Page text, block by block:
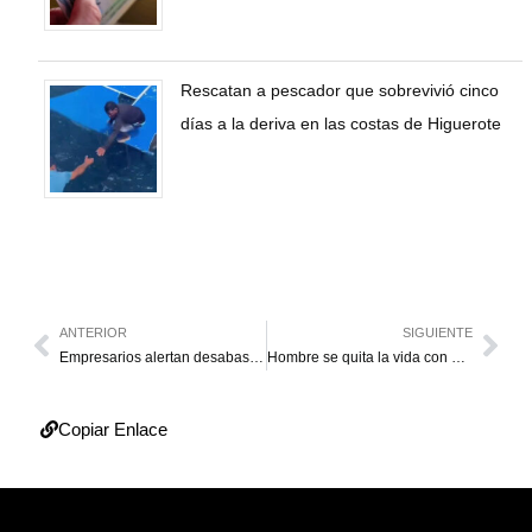
Rescatan a pescador que sobrevivió cinco
días a la deriva en las costas de Higuerote
ANTERIOR
Empresarios alertan desabastecimiento por control de precio
SIGUIENTE
Hombre se quita la vida con un mecate en Lagunillas
Copiar Enlace